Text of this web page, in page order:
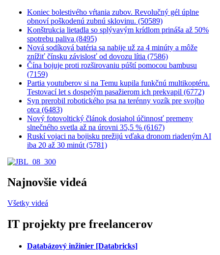
Koniec bolestivého vŕtania zubov. Revolučný gél úplne
obnoví poškodenú zubnú sklovinu. (50589)
Konštrukcia lietadla so splývavým krídlom prináša až 50%
spotrebu paliva (8495)
Nová sodíková batéria sa nabije už za 4 minúty a môže
znížiť čínsku závislosť od dovozu lítia (7586)
Čína bojuje proti rozširovaniu púští pomocou bambusu
(7159)
Partia youtuberov si na Temu kupila funkčnú multikoptéru.
Testovací let s dospelým pasažierom ich prekvapil (6772)
Syn prerobil robotického psa na terénny vozík pre svojho
otca (6483)
Nový fotovoltický článok dosiahol účinnosť premeny
slnečného svetla až na úrovni 35,5 % (6167)
Ruskí vojaci na bojisku prežijú vďaka dronom riadeným AI
iba 20 až 30 minút (5781)
Najnovšie videá
Všetky videá
IT projekty pre freelancerov
Databázový inžinier [Databricks]